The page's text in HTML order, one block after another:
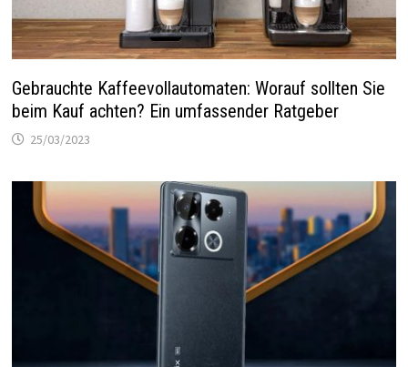
Gebrauchte Kaffeevollautomaten: Worauf sollten Sie
beim Kauf achten? Ein umfassender Ratgeber
25/03/2023